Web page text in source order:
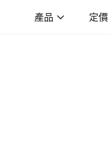
產品 定價